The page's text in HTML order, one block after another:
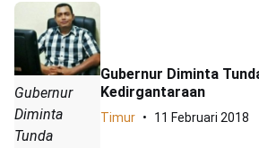
Gubernur
Diminta
Tunda
Gubernur Diminta
Kedirgantaraan
Timur 11 Februari 2018